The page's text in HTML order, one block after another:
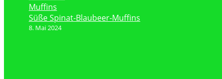
Süße Spinat-Blaubeer-Muffins
8. Mai 2024